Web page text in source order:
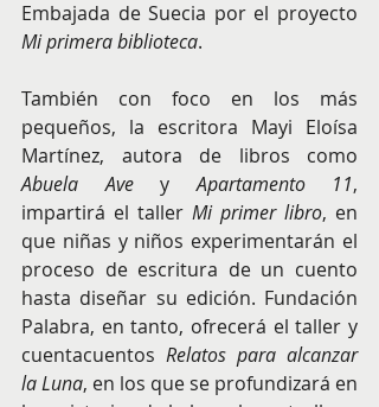
Mi primera biblioteca.
También con foco en los más
pequeños, la escritora Mayi Eloísa
Abuela Ave y Apartamento 11,
impartirá el taller Mi primer libro, en
que niñas y niños experimentarán el
proceso de escritura de un cuento
hasta diseñar su edición. Fundación
Palabra, en tanto, ofrecerá el taller y
cuentacuentos Relatos para alcanzar
la Luna, en los que se profundizará en